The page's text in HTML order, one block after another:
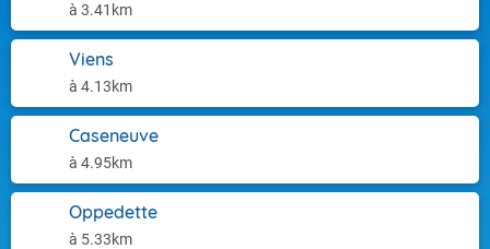
à 3.41km
Viens
à 4.13km
Caseneuve
à 4.95km
Oppedette
à 5.33km